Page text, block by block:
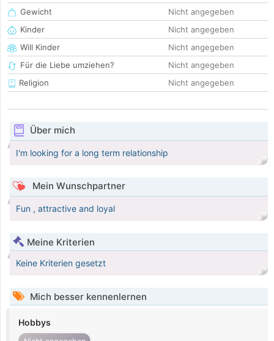
Gewicht
Nicht angegeben
Kinder
Nicht angegeben
Will Kinder
Nicht angegeben
Für die Liebe umziehen?
Nicht angegeben
Religion
Nicht angegeben
Über mich
I'm looking for a long term relationship
Mein Wunschpartner
Fun , attractive and loyal
Meine Kriterien
Keine Kriterien gesetzt
Mich besser kennenlernen
Hobbys